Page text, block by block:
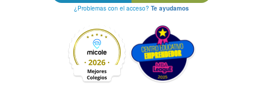
¿Problemas con el acceso? Te ayudamos